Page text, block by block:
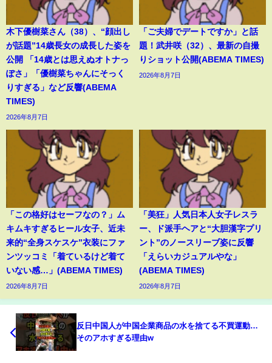
木下優樹菜さん（38）、“顔出し
が話題”14歳長女の成長した姿を
公開 「14歳とは思えぬオトナっ
ぽさ」「優樹菜ちゃんにそっく
りすぎる」など反響(ABEMA
TIMES)
2026年8月7日
「ご夫婦でデートですか」と話
題！武井咲（32）、最新の自撮
りショット公開(ABEMA TIMES)
2026年8月7日
「この格好はセーフなの？」ム
キムキすぎるヒール女子、近未
来的“全身スケスケ”衣装にファ
ンツッコミ「着ているけど着て
いない感…」(ABEMA TIMES)
2026年8月7日
「美狂」人気日本人女子レスラ
ー、ド派手ヘアと“大胆漢字プリ
ント”のノースリーブ姿に反響
「えらいカジュアルやな」
(ABEMA TIMES)
2026年8月7日
反日中国人が中国企業商品の水を捨てる不買運動…
そのアホすぎる理由w